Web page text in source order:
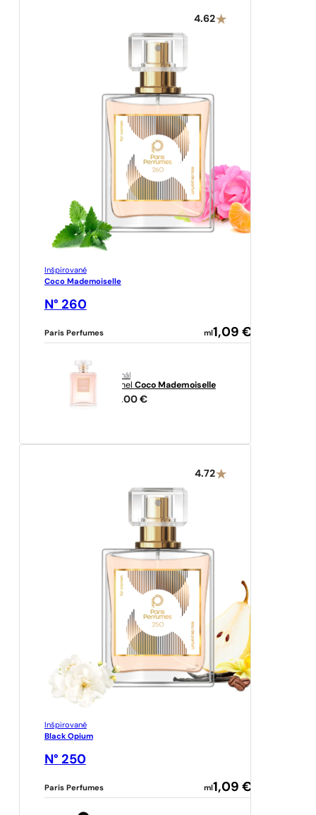
4.62
Inšpirované
Coco Mademoiselle
N° 260
Paris Perfumes ml 1,09 €
originál
Chanel Coco Mademoiselle
148,00 €
4.72
Inšpirované
Black Opium
N° 250
Paris Perfumes ml 1,09 €